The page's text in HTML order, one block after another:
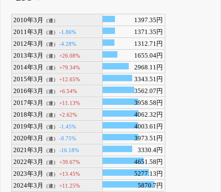
2010年3月 （連）
1397.35円
2011年3月
（連） -1.86%
1371.35円
2012年3月
（連） -4.28%
1312.71円
2013年3月
（連） +26.08%
1655.04円
2014年3月
（連） +79.34%
2968.11円
2015年3月
（連） +12.65%
3343.51円
2016年3月
（連） +6.54%
3562.07円
2017年3月
（連） +11.13%
3958.58円
2018年3月
（連） +2.62%
4062.32円
2019年3月
（連） -1.45%
4003.61円
2020年3月
（連） -0.75%
3973.51円
2021年3月
（連） -16.18%
3330.4円
2022年3月
（連） +39.67%
4651.58円
2023年3月
（連） +13.45%
5277.13円
2024年3月
（連） +11.25%
5870.7円